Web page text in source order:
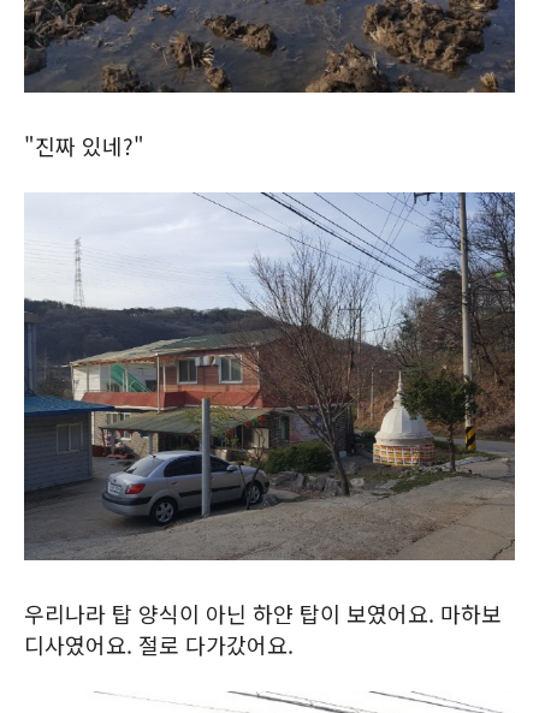
"진짜 있네?"
우리나라 탑 양식이 아닌 하얀 탑이 보였어요. 마하보
디사였어요. 절로 다가갔어요.